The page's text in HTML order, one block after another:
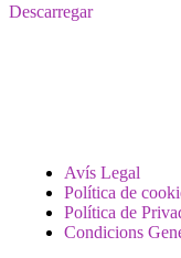
Descarregar
Avís Legal
Política de
Política de
Condicions